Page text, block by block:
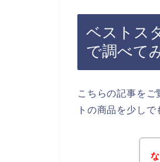
ベストス
で調べて
こちらの記事をご
トの商品を少し